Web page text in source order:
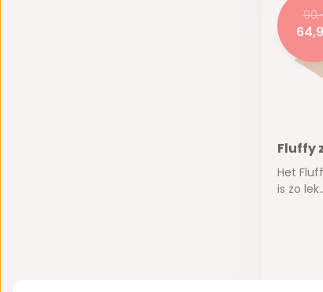
Fluffy
Het
is zo